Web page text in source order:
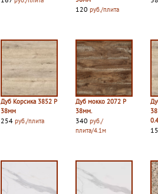
120 руб./плита
Дуб Корсика 3852 P
38мм
254руб./плита
Дуб мокко 2072 P
38мм.
340 руб./
плита/4.1м